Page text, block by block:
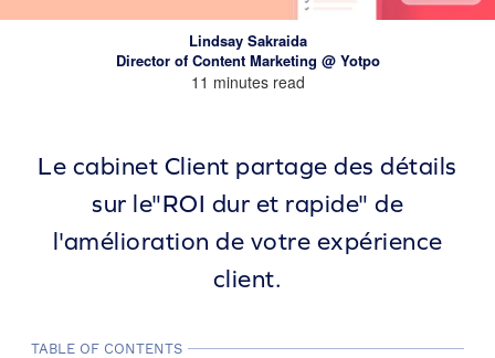
Lindsay Sakraida
Director of Content Marketing @ Yotpo
11 minutes read
Le cabinet Client partage des détails
sur le"ROI dur et rapide" de
l'amélioration de votre expérience
client.
TABLE OF CONTENTS